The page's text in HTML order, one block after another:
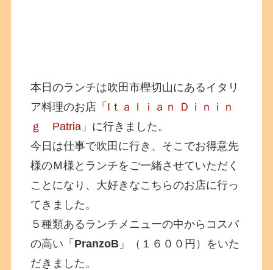
本日のランチは吹田市樫切山にあるイタリ
ア料理のお店「 Iｔａｌｉａｎ Ｄｉｎｉｎ
ｇ Patria 」に行きました。
今日は仕事で吹田に行き、そこでお得意先
様のＭ様とランチをご一緒させていただく
ことになり、大好きなこちらのお店に行っ
てきました。
５種類あるランチメニューの中からコスパ
の高い「 PranzoB 」（１６００円）をいた
だきました。